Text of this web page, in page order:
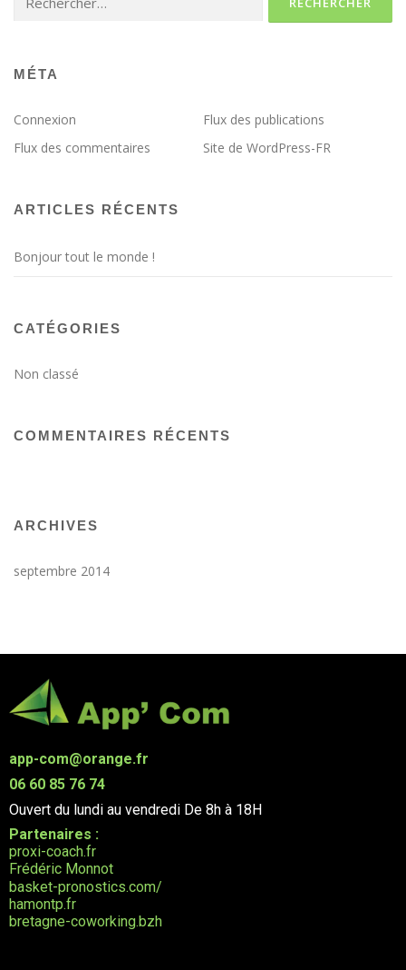
MÉTA
Connexion
Flux des publications
Flux des commentaires
Site de WordPress-FR
ARTICLES RÉCENTS
Bonjour tout le monde !
CATÉGORIES
Non classé
COMMENTAIRES RÉCENTS
ARCHIVES
septembre 2014
app-com@orange.fr
06 60 85 76 74
Ouvert du lundi au vendredi De 8h à 18H
Partenaires :
proxi-coach.fr
Frédéric Monnot
basket-pronostics.com/
hamontp.fr
bretagne-coworking.bzh